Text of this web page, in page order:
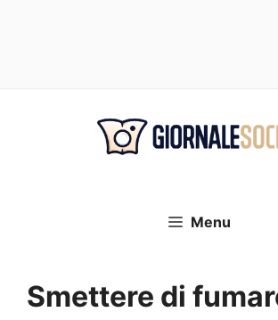
Menu
Smettere di